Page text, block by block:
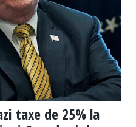
taxe de 25% la